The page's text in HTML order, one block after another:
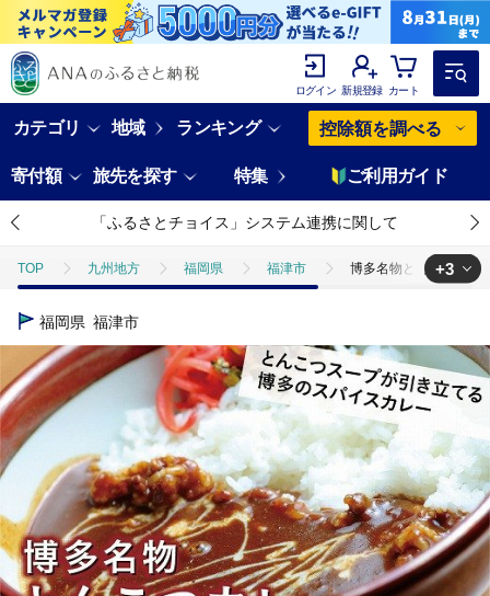
ログイン 新規登録 カート
カテゴリ 地域 ランキング 控除額を調べる
寄付額 旅先を探す 特集 ご利用ガイド
「ふるさとチョイス」システム連携に関して
TOP 九州地方 福岡県 福津市 博多名物とんこつカレ
TOP
TOP 加工食品 惣菜・レトルト カレー 博多名物とん
TOP 加工食品 ほかの加工食品 博多名物とんこつカレー豚
+3
福岡県 福津市